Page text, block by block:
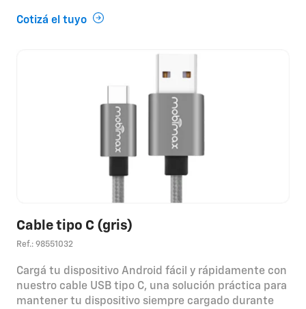
Cotizá el tuyo
Cable tipo C (gris)
Ref.: 98551032
Cargá tu dispositivo Android fácil y rápidamente con
nuestro cable USB tipo C, una solución práctica para
mantener tu dispositivo siempre cargado durante